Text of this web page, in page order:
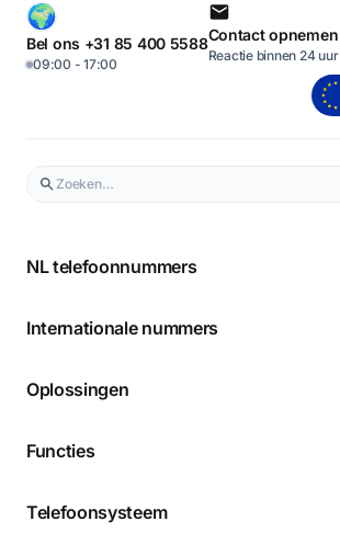
Bel ons +31 85 400 5588
09:00 - 17:00
Contact opnemen
Reactie binnen 24 uur
NL telefoonnummers
Internationale nummers
Oplossingen
Functies
Telefoonsysteem